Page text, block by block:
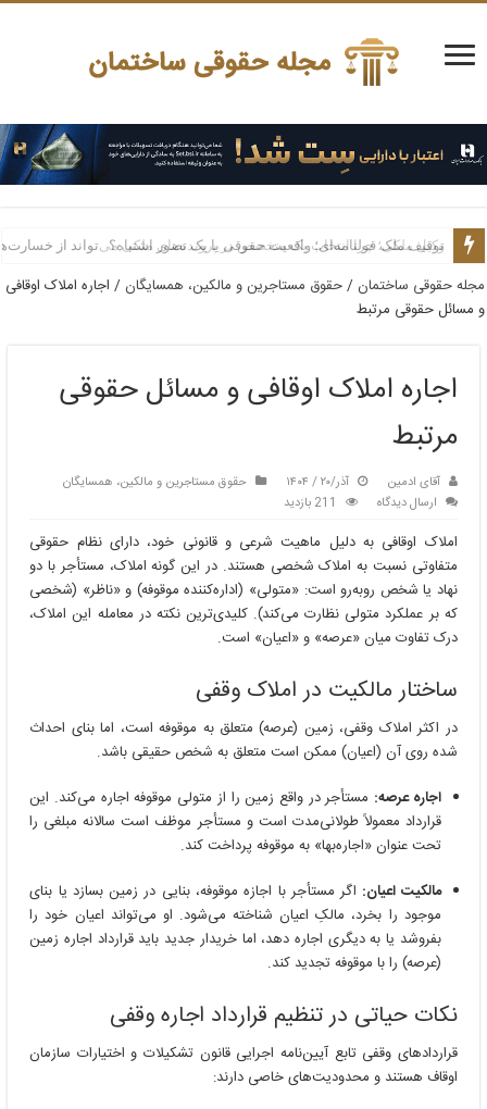
توقیف ملک قولنامه‌ای؛ واقعیت حقوقی یا یک تصور اشتباه؟
وکیل ملکی؛ چرا انتخاب یک متخصص در پرونده‌های ملکی می‌تواند از
مجله حقوقی ساختمان/حقوق مستاجرین و مالکین، همسایگان/ اجاره املاک اوقافی
و مسائل حقوقی مرتبط
اجاره املاک اوقافی و مسائل حقوقی
مرتبط
آقای ادمین آذر/۲۰ / ۱۴۰۴
حقوق مستاجرین و مالکین، همسایگان
ارسال دیدگاه
211 بازدید
املاک اوقافی به دلیل ماهیت شرعی و قانونی خود، دارای نظام حقوقی
متفاوتی نسبت به املاک شخصی هستند. در این گونه املاک، مستأجر با دو
نهاد یا شخص روبه‌رو است: «متولی» (اداره‌کننده موقوفه) و «ناظر» (شخصی
که بر عملکرد متولی نظارت می‌کند). کلیدی‌ترین نکته در معامله این املاک،
درک تفاوت میان «عرصه» و «اعیان» است.
ساختار مالکیت در املاک وقفی
در اکثر املاک وقفی، زمین (عرصه) متعلق به موقوفه است، اما بنای احداث
شده روی آن (اعیان) ممکن است متعلق به شخص حقیقی باشد.
اجاره عرصه: مستأجر در واقع زمین را از متولی موقوفه اجاره می‌کند. این
قرارداد معمولاً طولانی‌مدت است و مستأجر موظف است سالانه مبلغی را
تحت عنوان «اجاره‌بها» به موقوفه پرداخت کند.
مالکیت اعیان: اگر مستأجر با اجازه موقوفه، بنایی در زمین بسازد یا بنای
موجود را بخرد، مالکِ اعیان شناخته می‌شود. او می‌تواند اعیان خود را
بفروشد یا به دیگری اجاره دهد، اما خریدار جدید باید قرارداد اجاره زمین
(عرصه) را با موقوفه تجدید کند.
نکات حیاتی در تنظیم قرارداد اجاره وقفی
قراردادهای وقفی تابع آیین‌نامه اجرایی قانون تشکیلات و اختیارات سازمان
اوقاف هستند و محدودیت‌های خاصی دارند: